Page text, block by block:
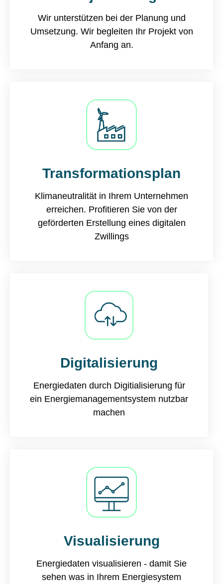
Wir unterstützen bei der Planung und
Umsetzung. Wir begleiten Ihr Projekt von
Anfang an.​
Transformationsplan
Klimaneutralität in Ihrem Unternehmen
erreichen. Profitieren Sie von der
geförderten Erstellung eines digitalen
Zwillings
Digitalisierung
Energiedaten durch Digitialisierung für
ein Energiemanagementsystem nutzbar
machen​
Visualisierung
Energiedaten visualisieren - damit Sie
sehen was in Ihrem Energiesystem